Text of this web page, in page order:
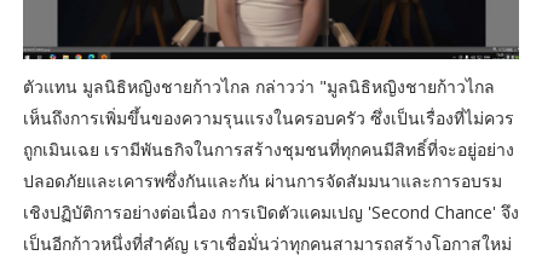
ตัวแทน มูลนิธิหญิงชายก้าวไกล กล่าวว่า "มูลนิธิหญิงชายก้าวไกล
เห็นถึงการเพิ่มขึ้นของความรุนแรงในครอบครัว ซึ่งเป็นเรื่องที่ไม่ควร
ถูกเมินเฉย เรามีพันธกิจในการสร้างชุมชนที่ทุกคนมีสิทธิ์ที่จะอยู่อย่าง
ปลอดภัยและเคารพซึ่งกันและกัน ผ่านการจัดสัมมนาและการอบรม
เชิงปฏิบัติการอย่างต่อเนื่อง การเปิดตัวแคมเปญ 'Second Chance' จึง
เป็นอีกก้าวหนึ่งที่สำคัญ เราเชื่อมั่นว่าทุกคนสามารถสร้างโอกาสใหม่